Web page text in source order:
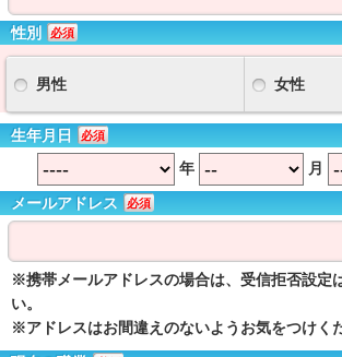
性別 必須
男性 女性
生年月日 必須
年 月
メールアドレス 必須
※携帯メールアドレスの場合は、受信拒否設定
い。
※アドレスはお間違えのないようお気をつけく